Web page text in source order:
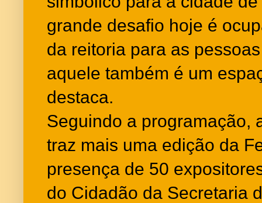
grande desafio hoje é
da reitoria para as
aquele também é um
destaca.
Seguindo a programação,
traz mais uma edição da
presença de 50
do Cidadão da Secretaria